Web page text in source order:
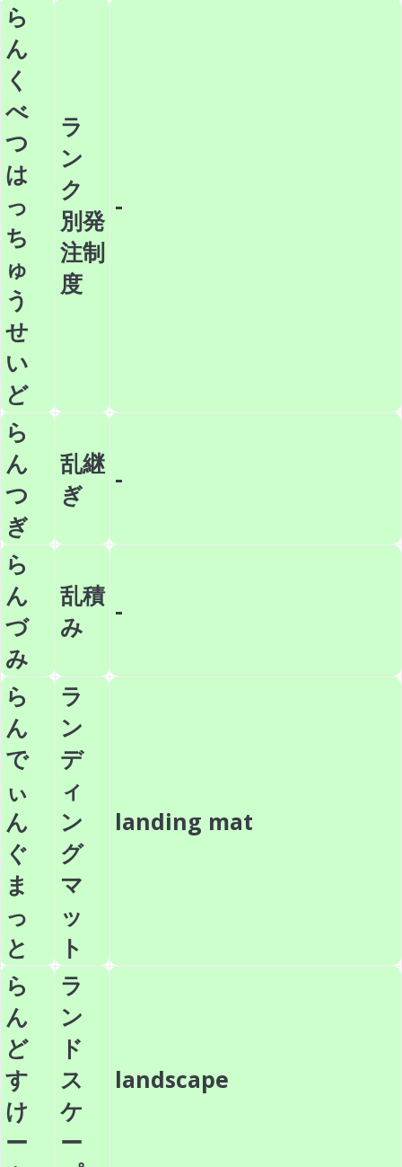
ら
ん
く
べ
つ
は
っ
ち
ゅ
う
せ
い
ど
ラ
ン
ク
別発
注制
度
-
ら
ん
つ
ぎ
乱継
ぎ
-
ら
ん
づ
み
乱積
み
-
ら
ん
で
ぃ
ん
ぐ
ま
っ
と
ラ
ン
デ
ィ
ン
グ
マ
ッ
ト
landing mat
ら
ん
ど
す
け
ー
ラ
ン
ド
ス
ケ
ー
landscape